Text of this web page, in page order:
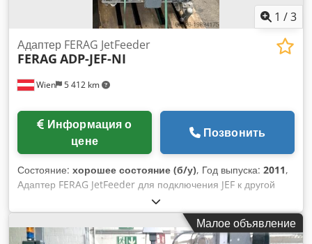
1 /3
Wien 5 412 km
Адаптер FERAG JetFeeder
FERAG ADP-JEF-NI
цене
Позвонить
Состояние: хорошее состояние (б/у), Год выпуска: 2011,
Адаптер FERAG JetFeeder для подключения JEF к другой
линии Dcsdow Ud R Uepfx Ag Eok
Малое объявление